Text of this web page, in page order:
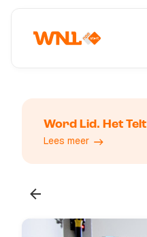
Word Lid. Het Telt
Lees meer